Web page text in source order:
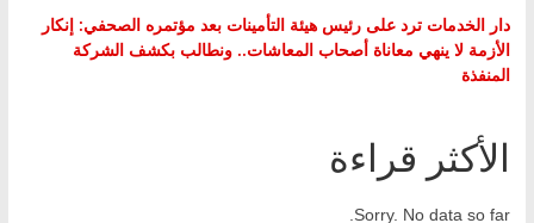
دار الخدمات ترد على رئيس هيئة التأمينات بعد مؤتمره الصحفي: إنكار
الأزمة لا ينهي معاناة أصحاب المعاشات.. ونطالب بكشف الشركة
المنفذة
الأكثر قراءة
Sorry. No data so far.